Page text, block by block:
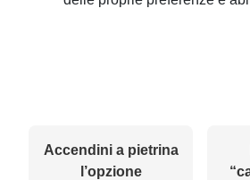
Accendini a pietrina
l’opzione